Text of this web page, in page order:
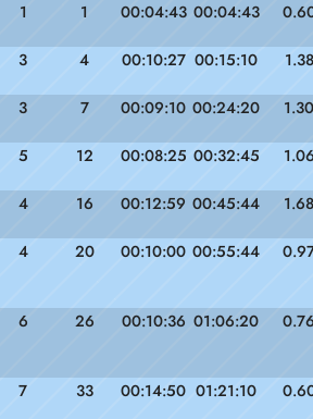
1 1 00:04:43 00:04:43
3 4 00:10:27 00:15:10 1.38
3 7 00:09:10 00:24:20 1.30
5 12 00:08:25 00:32:45
4 16 00:12:59 00:45:44 1.68
4 20 00:10:00 00:55:44
6 26 00:10:36 01:06:20
7 33 00:14:50 01:21:10